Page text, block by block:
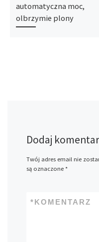
automatyczna moc,
olbrzymie plony
Dodaj
Twój adres email nie
są oznaczone *
KOMENTARZ
*